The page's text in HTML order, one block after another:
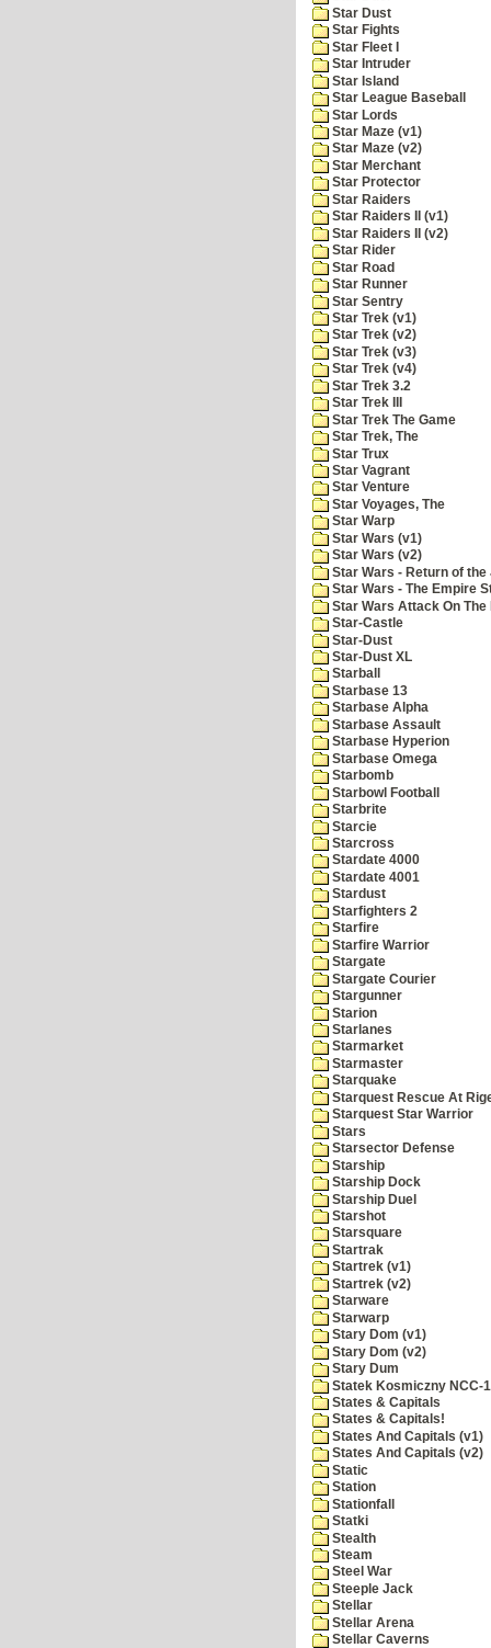
Star Dust
Star Fights
Star Fleet I
Star Intruder
Star Island
Star League Baseball
Star Lords
Star Maze (v1)
Star Maze (v2)
Star Merchant
Star Protector
Star Raiders
Star Raiders II (v1)
Star Raiders II (v2)
Star Rider
Star Road
Star Runner
Star Sentry
Star Trek (v1)
Star Trek (v2)
Star Trek (v3)
Star Trek (v4)
Star Trek 3.2
Star Trek III
Star Trek The Game
Star Trek, The
Star Trux
Star Vagrant
Star Venture
Star Voyages, The
Star Warp
Star Wars (v1)
Star Wars (v2)
Star Wars - Return of
Star Wars - The Empire
Star Wars Attack On The
Star-Castle
Star-Dust
Star-Dust XL
Starball
Starbase 13
Starbase Alpha
Starbase Assault
Starbase Hyperion
Starbase Omega
Starbomb
Starbowl Football
Starbrite
Starcie
Starcross
Stardate 4000
Stardate 4001
Stardust
Starfighters 2
Starfire
Starfire Warrior
Stargate
Stargate Courier
Stargunner
Starion
Starlanes
Starmarket
Starmaster
Starquake
Starquest Rescue At
Starquest Star Warrior
Stars
Starsector Defense
Starship
Starship Dock
Starship Duel
Starshot
Starsquare
Startrak
Startrek (v1)
Startrek (v2)
Starware
Starwarp
Stary Dom (v1)
Stary Dom (v2)
Stary Dum
Statek Kosmiczny NCC-
States & Capitals
States & Capitals!
States And Capitals (v1)
States And Capitals (v2)
Static
Station
Stationfall
Statki
Stealth
Steam
Steel War
Steeple Jack
Stellar
Stellar Arena
Stellar Caverns